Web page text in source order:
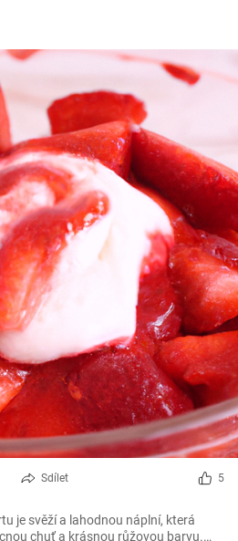
Sdílet 5
je svěží a lahodnou náplní, která
chuť a krásnou růžovou barvu.